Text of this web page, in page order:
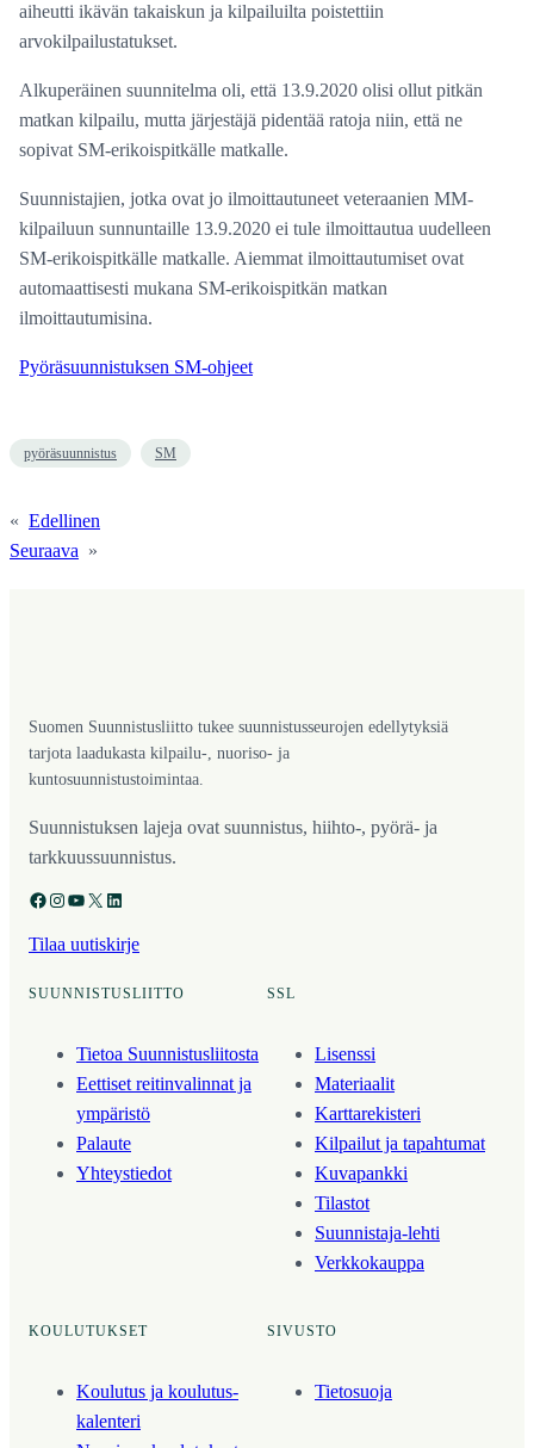
aiheutti ikävän takaiskun ja kilpailuilta poistettiin
arvokilpailustatukset.
Alkuperäinen suunnitelma oli, että 13.9.2020 olisi ollut pitkän
matkan kilpailu, mutta järjestäjä pidentää ratoja niin, että ne
sopivat SM-erikoispitkälle matkalle.
Suunnistajien, jotka ovat jo ilmoittautuneet veteraanien MM-
kilpailuun sunnuntaille 13.9.2020 ei tule ilmoittautua uudelleen
SM-erikoispitkälle matkalle. Aiemmat ilmoittautumiset ovat
automaattisesti mukana SM-erikoispitkän matkan
ilmoittautumisina.
Pyöräsuunnistuksen SM-ohjeet
pyöräsuunnistus SM
« Edellinen
Seuraava »
Suomen Suunnistusliitto tukee suunnistusseurojen edellytyksiä
tarjota laadukasta kilpailu-, nuoriso- ja
kuntosuunnistustoimintaa.
Suunnistuksen lajeja ovat suunnistus, hiihto-, pyörä- ja
tarkkuussuunnistus.
Facebook Instagram YouTube X LinkedIn
Tilaa uutiskirje
SUUNNISTUSLIITTO
Tietoa Suunnistusliitosta
Eettiset reitinvalinnat ja
ympäristö
Palaute
Yhteystiedot
SSL
Lisenssi
Materiaalit
Karttarekisteri
Kilpailut ja tapahtumat
Kuvapankki
Tilastot
Suunnistaja-lehti
Verkkokauppa
KOULUTUKSET
Koulutus ja koulutus­
kalenteri
SIVUSTO
Tietosuoja